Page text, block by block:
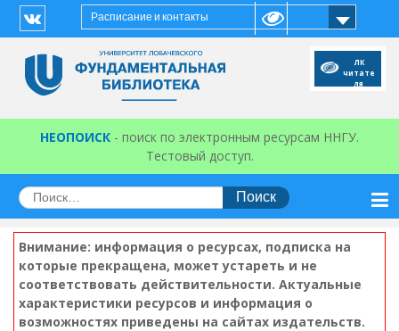
Перейти
Расписание и контакты
Vk
ЛК
читате
ля
НЕОПОИСК - поиск по электронным ресурсам ННГУ.
Тестовый доступ.
Искать:
Внимание: информация о ресурсах, подписка на
которые прекращена, может устареть и не
соответствовать действительности. Актуальные
характеристики ресурсов и информация о
возможностях приведены на сайтах издательств.